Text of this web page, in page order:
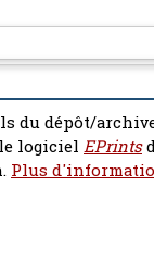
du dépôt/
logiciel EPrints
Plus